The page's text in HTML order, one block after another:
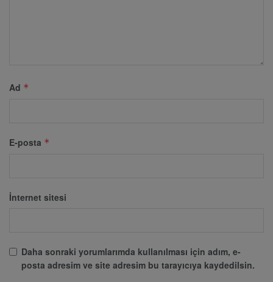
Ad *
E-posta *
İnternet sitesi
Daha sonraki yorumlarımda kullanılması için adım, e-
posta adresim ve site adresim bu tarayıcıya kaydedilsin.